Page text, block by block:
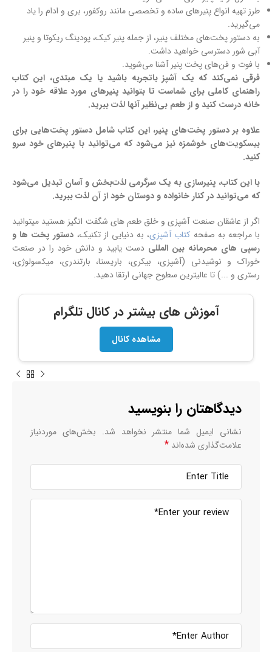
طرز تهیه انواع پنیرهای ساده و تخصصی مانند روکفور، بری و ادام را یاد
می‌گیرید.
به دستور پخت‌های مختلف پنیر، از جمله پنیر کیک، پودینگ ریکوتا و پنیر
آبی شور دسترسی خواهید داشت.
با فوت و فن‌های پخت پنیر آشنا می‌شوید.
فرقی نمی‌کند که یک آشپز باتجربه باشید یا یک مبتدی، این کتاب
راهنمای کاملی برای شماست تا بتوانید پنیرهای مورد علاقه خود را در
خانه درست کنید و از طعم بی‌نظیر آنها لذت ببرید.
علاوه بر دستور پخت‌های پنیر، این کتاب شامل دستور پخت‌هایی برای
بیسکویت‌های خوشمزه نیز می‌شود که می‌توانید با پنیرهای خود سرو
کنید.
با این کتاب، پنیرسازی به یک سرگرمی لذت‌بخش و آسان تبدیل می‌شود
که می‌توانید در کنار خانواده و دوستان خود از آن لذت ببرید.
اگر از عاشقان صنعت آشپزی و خلق طعم های شگفت انگیز هستید میتوانید
با مراجعه به صفحه کتاب آشپزی، به دنیایی از تکنیک، دستور پخت ها و
رسپی های محرمانه بین المللی دست یابید و دانش خود را در صنعت
خوراک و نوشیدنی (آشپزی، بیکری، باریستا، بارتندری، میکسولوژی،
رستری و ...) تا عالیترین سطوح جهانی ارتقا دهید.
آموزش های بیشتر در کانال تلگرام
مشاهده کانال
دیدگاهتان را بنویسید
نشانی ایمیل شما منتشر نخواهد شد. بخش‌های موردنیاز
علامت‌گذاری شده‌اند *